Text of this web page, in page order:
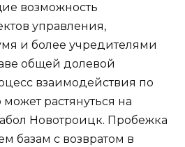
возможность
управления,
и более учредителями
общей долевой
взаимодействия по
растянуться на
Новотроицк. Пробежка
базам с возвратом в